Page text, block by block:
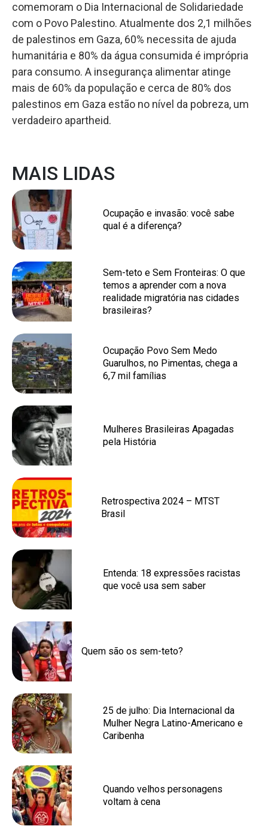
comemoram o Dia Internacional de Solidariedade
com o Povo Palestino. Atualmente dos 2,1 milhões
de palestinos em Gaza, 60% necessita de ajuda
humanitária e 80% da água consumida é imprópria
para consumo. A insegurança alimentar atinge
mais de 60% da população e cerca de 80% dos
palestinos em Gaza estão no nível da pobreza, um
verdadeiro apartheid.
MAIS LIDAS
Ocupação e invasão: você sabe
qual é a diferença?
Sem-teto e Sem Fronteiras: O que
temos a aprender com a nova
realidade migratória nas cidades
brasileiras?
Ocupação Povo Sem Medo
Guarulhos, no Pimentas, chega a
6,7 mil famílias
Mulheres Brasileiras Apagadas
pela História
Retrospectiva 2024 – MTST
Brasil
Entenda: 18 expressões racistas
que você usa sem saber
Quem são os sem-teto?
25 de julho: Dia Internacional da
Mulher Negra Latino-Americano e
Caribenha
Quando velhos personagens
voltam à cena